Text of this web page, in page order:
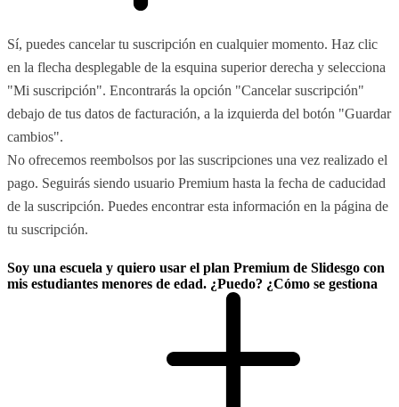
Sí, puedes cancelar tu suscripción en cualquier momento. Haz clic
en la flecha desplegable de la esquina superior derecha y selecciona
"Mi suscripción". Encontrarás la opción "Cancelar suscripción"
debajo de tus datos de facturación, a la izquierda del botón "Guardar
cambios".
No ofrecemos reembolsos por las suscripciones una vez realizado el
pago. Seguirás siendo usuario Premium hasta la fecha de caducidad
de la suscripción. Puedes encontrar esta información en la página de
tu suscripción.
Soy una escuela y quiero usar el plan Premium de Slidesgo con
mis estudiantes menores de edad. ¿Puedo? ¿Cómo se gestiona